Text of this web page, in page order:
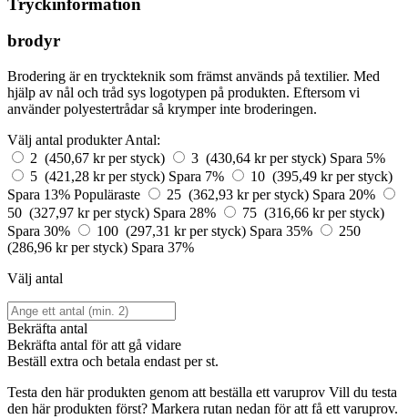
brodyr
Brodering är en tryckteknik som främst används på textilier. Med
hjälp av nål och tråd sys logotypen på produkten. Eftersom vi
använder polyestertrådar så krymper inte broderingen.
Välj antal produkter Antal:
2 (450,67 kr per styck)
3 (430,64 kr per styck) Spara 5%
5 (421,28 kr per styck) Spara 7%
10 (395,49 kr per styck)
Spara 13% Populäraste 25 (362,93 kr per styck) Spara 20%
50 (327,97 kr per styck) Spara 28%
75 (316,66 kr per styck)
Spara 30%
100 (297,31 kr per styck) Spara 35%
250
(286,96 kr per styck) Spara 37%
Välj antal
Bekräfta antal
Bekräfta antal för att gå vidare
Beställ extra och betala endast per st.
Testa den här produkten genom att beställa ett varuprov Vill du testa
den här produkten först? Markera rutan nedan för att få ett varuprov.